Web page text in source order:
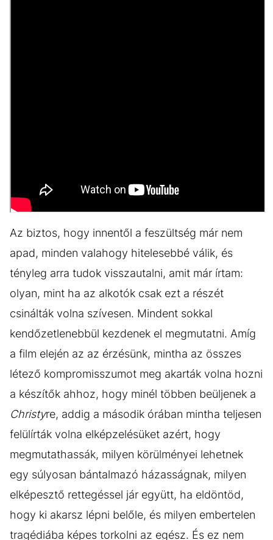
Az biztos, hogy innentől a feszültség már nem
apad, minden valahogy hitelesebbé válik, és
tényleg arra tudok visszautalni, amit már írtam:
olyan, mint ha az alkotók csak ezt a részét
csinálták volna szívesen. Mindent sokkal
kendőzetlenebbül kezdenek el megmutatni. Amíg
a film elején az az érzésünk, mintha az összes
létező kompromisszumot meg akarták volna hozni
a készítők ahhoz, hogy minél többen beüljenek a
Christyre, addig a második órában mintha teljesen
felülírták volna elképzelésüket azért, hogy
megmutathassák, milyen körülményei lehetnek
egy súlyosan bántalmazó házasságnak, milyen
elképesztő rettegéssel jár együtt, ha eldöntöd,
hogy ki akarsz lépni belőle, és milyen embertelen
tragédiába képes torkolni az egész. És ez nem